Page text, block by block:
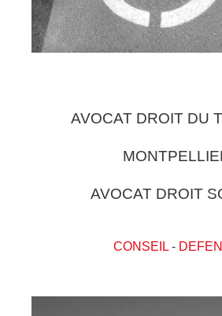
AVOCAT DROIT DU
AVOCAT DROIT
CONSEIL-